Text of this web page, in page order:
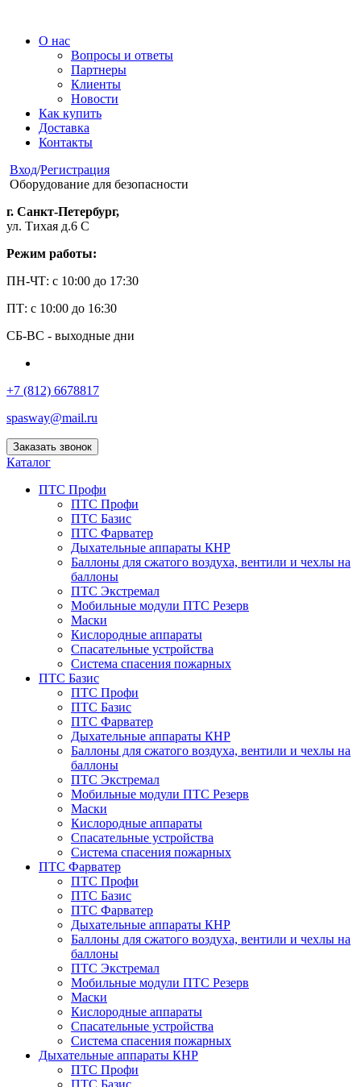
О нас
Вопросы и ответы
Партнеры
Клиенты
Новости
Как купить
Доставка
Контакты
Вход/Регистрация
Оборудование для безопасности
г. Санкт-Петербург,
ул. Тихая д.6 С
Режим работы:
ПН-ЧТ: с 10:00 до 17:30
ПТ: с 10:00 до 16:30
СБ-ВС - выходные дни
+7 (812) 6678817
spasway@mail.ru
Заказать звонок
Каталог
ПТС Профи
ПТС Профи
ПТС Базис
ПТС Фарватер
Дыхательные аппараты КНР
Баллоны для сжатого воздуха, вентили и чехлы на
баллоны
ПТС Экстремал
Мобильные модули ПТС Резерв
Маски
Кислородные аппараты
Спасательные устройства
Система спасения пожарных
ПТС Базис
ПТС Профи
ПТС Базис
ПТС Фарватер
Дыхательные аппараты КНР
Баллоны для сжатого воздуха, вентили и чехлы на
баллоны
ПТС Экстремал
Мобильные модули ПТС Резерв
Маски
Кислородные аппараты
Спасательные устройства
Система спасения пожарных
ПТС Фарватер
ПТС Профи
ПТС Базис
ПТС Фарватер
Дыхательные аппараты КНР
Баллоны для сжатого воздуха, вентили и чехлы на
баллоны
ПТС Экстремал
Мобильные модули ПТС Резерв
Маски
Кислородные аппараты
Спасательные устройства
Система спасения пожарных
Дыхательные аппараты КНР
ПТС Профи
ПТС Базис